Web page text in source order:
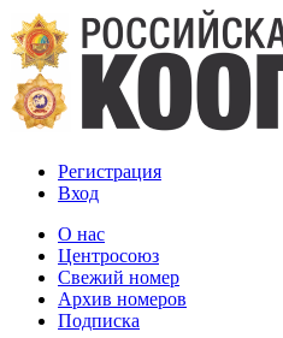
Регистрация
Вход
О нас
Центросоюз
Свежий номер
Архив номеров
Подписка